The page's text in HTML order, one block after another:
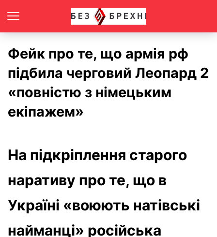
Фейк про те, що армія рф
підбила черговий Леопард 2
«повністю з німецьким
екіпажем»
На підкріплення старого
наративу про те, що в
Україні «воюють натівські
найманці» російська